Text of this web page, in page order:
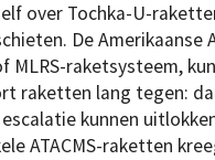
over Tochka-U-
De
MLRS-raketsysteem,
raketten lang tegen:
kunnen
ATACMS-raketten